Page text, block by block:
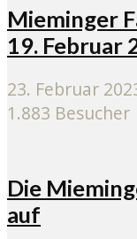
Mieminger
19. Februar
23. Februar
1.883 Besucher
Die
auf